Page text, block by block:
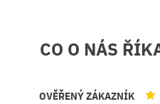
CO O NÁS
OVĚŘENÝ ZÁKAZNÍK